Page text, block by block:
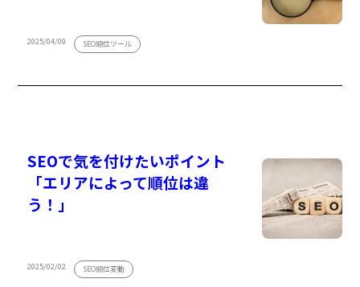
2025/04/09 SEO順位ツール
SEOで気を付けたいポイント
「エリアによって順位は違
う！」
2025/02/02 SEO順位変動